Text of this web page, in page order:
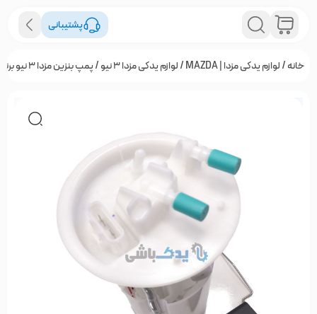
پشتیبانی
خانه/لوازم یدکی مزدا | MAZDA /لوازم یدکی مزدا ۳ نیو / پمپ بنزین مزدا 3 نیو برند فورد